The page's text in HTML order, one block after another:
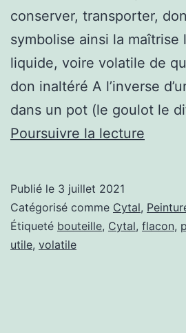
conserver, transporter,
symbolise ainsi la maîtrise
liquide, voire volatile de
don inaltéré A l’inverse
dans un pot (le goulot le
Poursuivre la lecture
Publié le 3 juillet 2021
Catégorisé comme Cytal,
Étiqueté bouteille, Cytal, flacon,
utile, volatile